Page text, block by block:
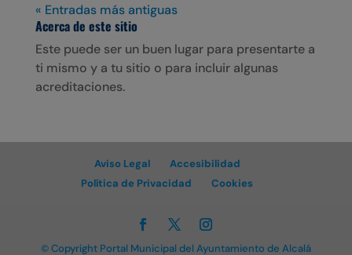
« Entradas más antiguas
Acerca de este sitio
Este puede ser un buen lugar para presentarte a
ti mismo y a tu sitio o para incluir algunas
acreditaciones.
Aviso Legal
Accesibilidad
Política de Privacidad
Cookies
© Copyright Portal Municipal del Ayuntamiento de Alcalá